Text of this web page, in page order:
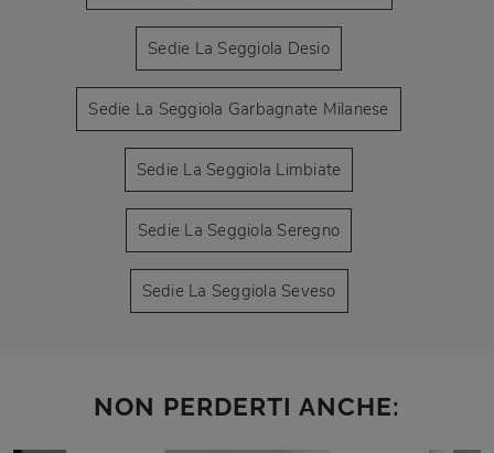
Sedie La Seggiola Desio
Sedie La Seggiola Garbagnate Milanese
Sedie La Seggiola Limbiate
Sedie La Seggiola Seregno
Sedie La Seggiola Seveso
NON PERDERTI ANCHE: